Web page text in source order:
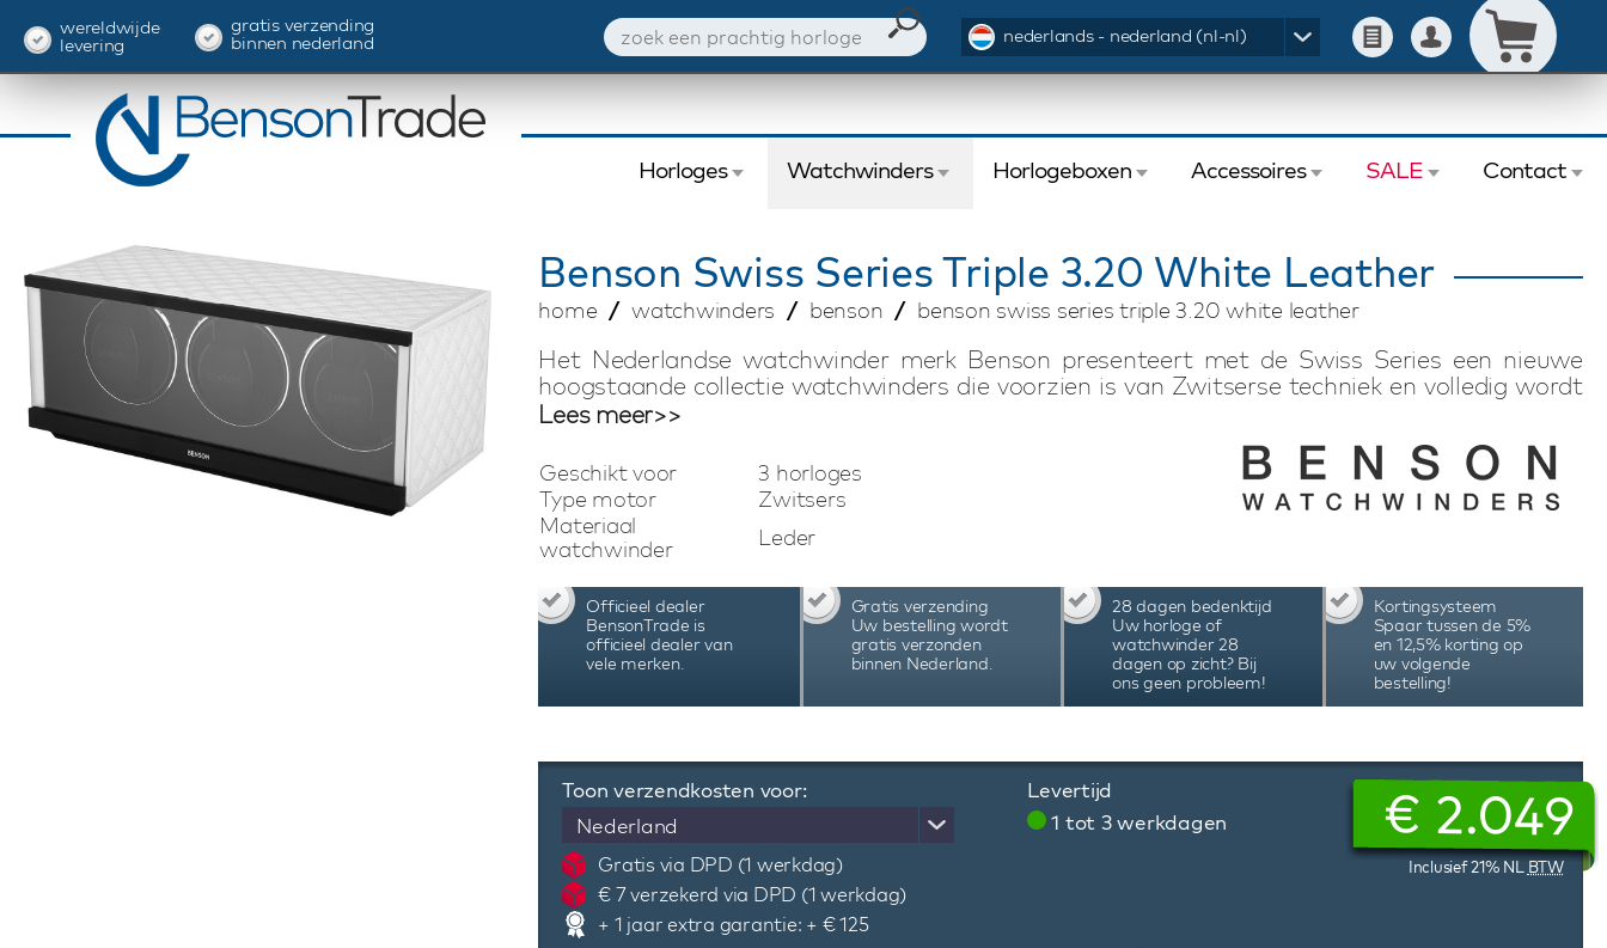
wereldwijde
levering
gratis verzending
binnen nederland nederlands - nederland (nl-nl)
Horloges Watchwinders Horlogeboxen Accessoires SALE Contact
Benson Swiss Series Triple 3.20 White Leather
home watchwinders benson benson swiss series triple 3.20 white leather
Het Nederlandse watchwinder merk Benson presenteert met de Swiss Series een nieuwe
hoogstaande collectie watchwinders die voorzien is van Zwitserse techniek en volledig wordt
geassembleerd in Nederland. De Swiss made motoren zijn hebben een zeer laag geluidsniveau
en behoren tot de beste op de markt. Deze compacte Benson Swiss Series Triple 3.20 White
Leather watchwinder is geschikt voor het opwinden van elk automatisch horloge doordat de
draairichting, het aantal omwentelingen per dag en de horlogehouder per horloge individueel
ingesteld kan worden. Door het speciaal ontwikkelde veiligheidsysteem ontkoppelt de motor
wanneer een horloge in de watchwinder wordt geplaatst of eruit gehaald wordt. De
de gewenste instellingen. De combinatie van Zwitserse techniek, hoogwaardig
materiaalgebruik, uitstekende functionaliteit en assemblage in Nederland maken deze Benson
Swiss Series Triple 3.20 White Leather watchwinder tot één van beste watchwinders ter
wereld.
Lees meer>>
Geschikt voor
3 horloges
Type motor
Zwitsers
Materiaal
watchwinder
Leder
Officieel dealer
BensonTrade is
officieel dealer van
vele merken.
Gratis verzending
Uw bestelling wordt
gratis verzonden
binnen Nederland.
28 dagen bedenktijd
Uw horloge of
watchwinder 28
dagen op zicht? Bij
ons geen probleem!
Kortingsysteem
Spaar tussen de 5%
en 12,5% korting op
uw volgende
bestelling!
Toon verzendkosten voor:
Nederland
Gratis via DPD (1 werkdag)
€ 7 verzekerd via DPD (1 werkdag)
+ 1 jaar extra garantie: + € 125
Levertijd
1 tot 3 werkdagen
€ 2.049
Inclusief 21% NL BTW